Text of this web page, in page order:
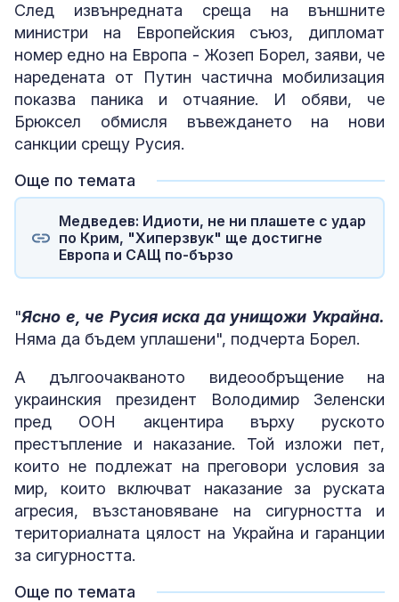
След извънредната среща на външните
министри на Европейския съюз, дипломат
номер едно на Европа - Жозеп Борел, заяви, че
наредената от Путин частична мобилизация
показва паника и отчаяние. И обяви, че
Брюксел обмисля въвеждането на нови
санкции срещу Русия.
Още по темата
Медведев: Идиоти, не ни плашете с удар
по Крим, "Хиперзвук" ще достигне
Европа и САЩ по-бързо
"Ясно е, че Русия иска да унищожи Украйна.
Няма да бъдем уплашени", подчерта Борел.
А дългоочакваното видеообръщение на
украинския президент Володимир Зеленски
пред ООН акцентира върху руското
престъпление и наказание. Той изложи пет,
които не подлежат на преговори условия за
мир, които включват наказание за руската
агресия, възстановяване на сигурността и
териториалната цялост на Украйна и гаранции
за сигурността.
Още по темата